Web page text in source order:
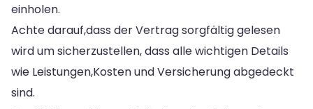
einholen.
Achte darauf,dass der Vertrag sorgfältig gelesen
wird um sicherzustellen, dass alle wichtigen Details
wie Leistungen,Kosten und Versicherung abgedeckt
sind.